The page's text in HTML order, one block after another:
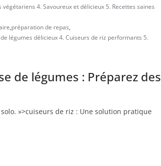
4. Savoureux et délicieux 5. Recettes saines
,préparation de repas,
légumes délicieux 4. Cuiseurs de riz performants 5.
de légumes : Préparez des
»>cuiseurs de riz : Une solution pratique